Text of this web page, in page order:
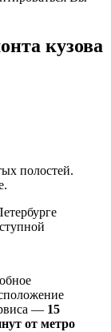
кузова
полостей.
— 15
от метро